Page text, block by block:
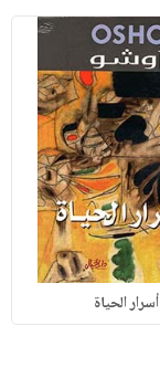
أسرار الحياة